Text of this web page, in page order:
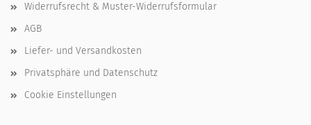
Widerrufsrecht & Muster-Widerrufsformular
AGB
Liefer- und Versandkosten
Privatsphäre und Datenschutz
Cookie Einstellungen